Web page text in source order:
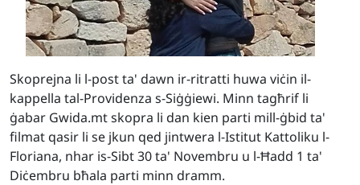
Skoprejna li l-post ta' dawn ir-ritratti huwa viċin il-
kappella tal-Providenza s-Siġġiewi. Minn tagħrif li
ġabar Gwida.mt skopra li dan kien parti mill-ġbid ta'
filmat qasir li se jkun qed jintwera l-Istitut Kattoliku l-
Floriana, nhar is-Sibt 30 ta' Novembru u l-Ħadd 1 ta'
Diċembru bħala parti minn dramm.